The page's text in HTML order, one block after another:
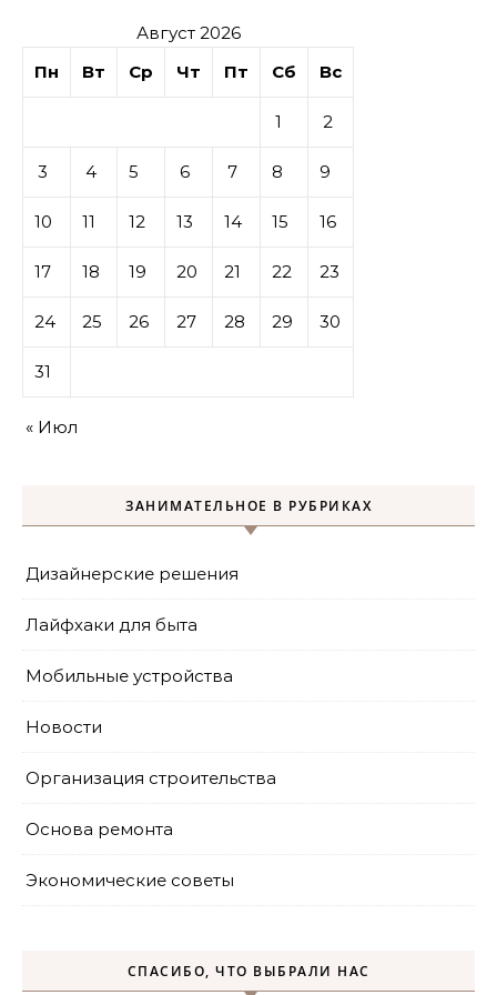
Август 2026
Пн
Вт Ср Чт Пт Сб Вс
1 2
3 4 5 6 7 8 9
10 11 12 13 14 15 16
17 18 19 20 21 22 23
24 25 26 27 28 29 30
31
« Июл
ЗАНИМАТЕЛЬНОЕ В РУБРИКАХ
Дизайнерские решения
Лайфхаки для быта
Мобильные устройства
Новости
Организация строительства
Основа ремонта
Экономические советы
СПАСИБО, ЧТО ВЫБРАЛИ НАС